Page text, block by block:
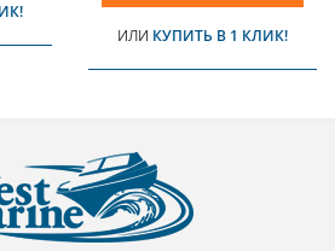
ИЛИ КУПИТЬ В 1 КЛИК!